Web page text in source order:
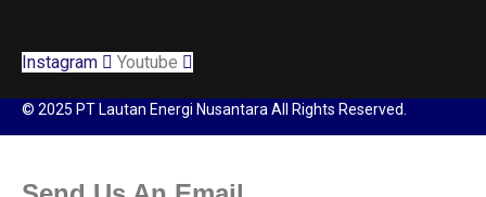
Instagram Youtube
© 2025 PT Lautan Energi Nusantara All Rights Reserved.